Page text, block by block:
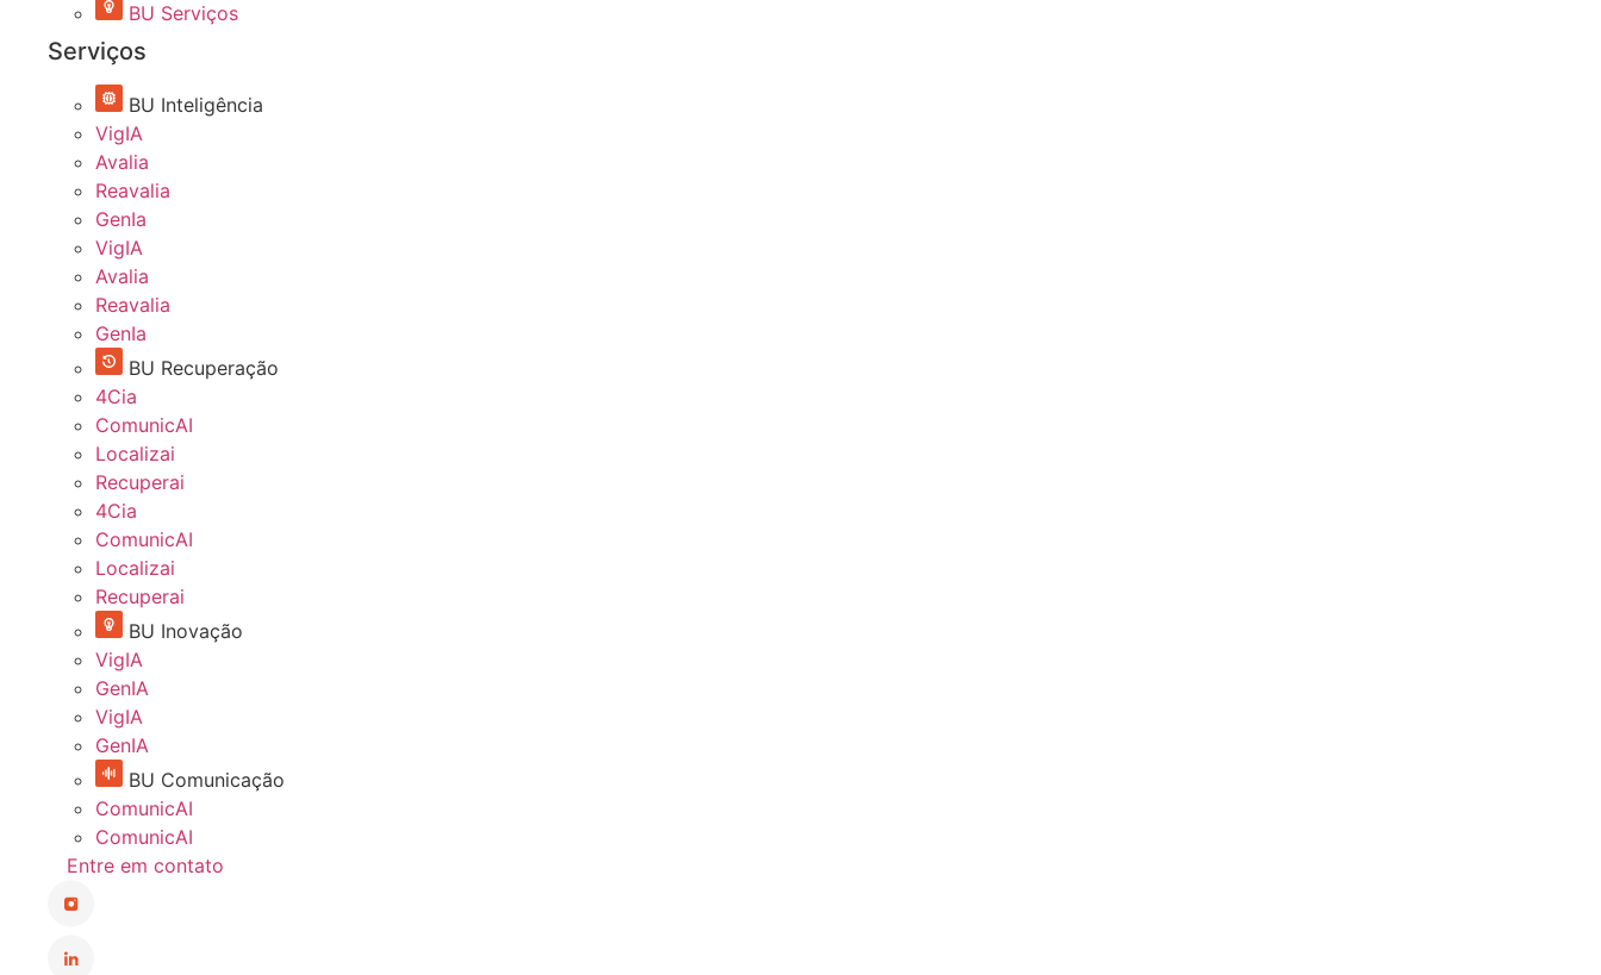
BU Serviços
Serviços
BU Inteligência
VigIA
Avalia
Reavalia
GenIa
VigIA
Avalia
Reavalia
GenIa
BU Recuperação
4Cia
ComunicAI
Localizai
Recuperai
4Cia
ComunicAI
Localizai
Recuperai
BU Inovação
VigIA
GenIA
VigIA
GenIA
BU Comunicação
ComunicAI
ComunicAI
Entre em contato